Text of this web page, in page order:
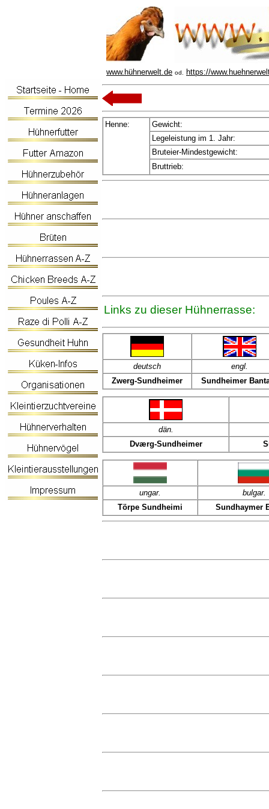
www.hühnerwelt.de od. https://
Henne:
Gewicht:
Legeleistung im 1. Jahr:
Bruteier-Mindestgewicht:
Bruttrieb:
Links zu dieser Hühnerrasse:
deutsch
engl.
Zwerg-Sundheimer
Sundheimer
dän.
Dværg-Sundheimer
ungar.
bulgar.
Törpe Sundheimi
Sundhaymer